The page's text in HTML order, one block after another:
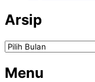
Arsip
Arsip
Menu